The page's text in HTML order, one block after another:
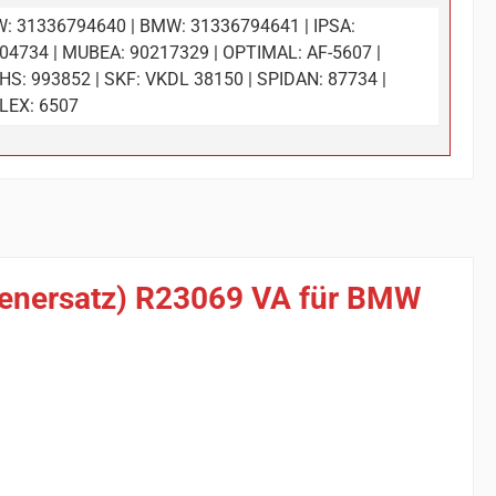
31336794640 | BMW: 31336794641 | IPSA:
| MUBEA: 90217329 | OPTIMAL: AF-5607 |
993852 | SKF: VKDL 38150 | SPIDAN: 87734 |
6507
R23069 VA für BMW